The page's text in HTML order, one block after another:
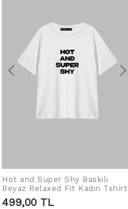
IN DEN WARENKORB
LEGEN
Hot and Super Shy Baskılı
Beyaz Relaxed Fit Kadın Tshirt
499,00 TL